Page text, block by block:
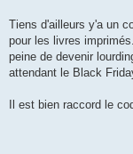
Tiens d'ailleurs y'a un
pour les livres
peine de devenir
attendant le Black
Il est bien raccord le